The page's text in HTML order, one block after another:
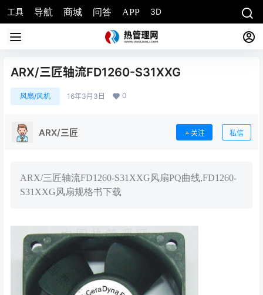
工具 导航 商城 问答 APP 3D
ARX/三匠轴流FD1260-S31XXG
风扇/风机 16年3月3日 0
ARX/三匠 关注 私信
ARX/三匠轴流FD1260-S31XXG风扇PQ曲线,FD1260-
S31XXG风扇规格书下载